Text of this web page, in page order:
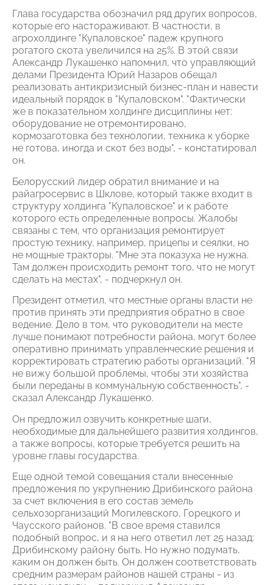
Глава государства обозначил ряд других вопросов,
которые его настораживают. В частности, в
агрохолдинге "Купаловское" падеж крупного
рогатого скота увеличился на 25%. В этой связи
Александр Лукашенко напомнил, что управляющий
делами Президента Юрий Назаров обещал
реализовать антикризисный бизнес-план и навести
идеальный порядок в "Купаловском". "Фактически
же в показательном холдинге дисциплины нет:
оборудование не отремонтировано,
кормозаготовка без технологии, техника к уборке
не готова, иногда и скот без воды", - констатировал
он.
Белорусский лидер обратил внимание и на
райагросервис в Шклове, который также входит в
структуру холдинга "Купаловское" и к работе
которого есть определенные вопросы. Жалобы
связаны с тем, что организация ремонтирует
простую технику, например, прицепы и сеялки, но
не мощные тракторы. "Мне эта показуха не нужна.
Там должен происходить ремонт того, что не могут
сделать на местах", - подчеркнул он.
Президент отметил, что местные органы власти не
против принять эти предприятия обратно в свое
ведение. Дело в том, что руководители на месте
лучше понимают потребности района, могут более
оперативно принимать управленческие решения и
корректировать стратегию работы организаций. "Я
не вижу большой проблемы, чтобы эти хозяйства
были переданы в коммунальную собственность", -
сказал Александр Лукашенко.
Он предложил озвучить конкретные шаги,
необходимые для дальнейшего развития холдингов,
а также вопросы, которые требуется решить на
уровне главы государства.
Еще одной темой совещания стали внесенные
предложения по укрупнению Дрибинского района
за счет включения в его состав земель
сельхозорганизаций Могилевского, Горецкого и
Чаусского районов. "В свое время ставился
подобный вопрос, и я на него ответил лет 25 назад:
Дрибинскому району быть. Но нужно подумать,
каким он должен быть. Он должен соответствовать
средним размерам районов нашей страны - из